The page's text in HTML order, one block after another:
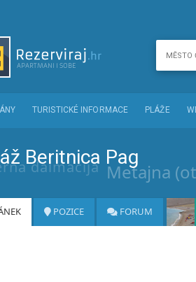
TURISTICKÉ INFORMACE PLÁŽE
Beritnica Pag
dalmacija Metajna
POZICE FORUM